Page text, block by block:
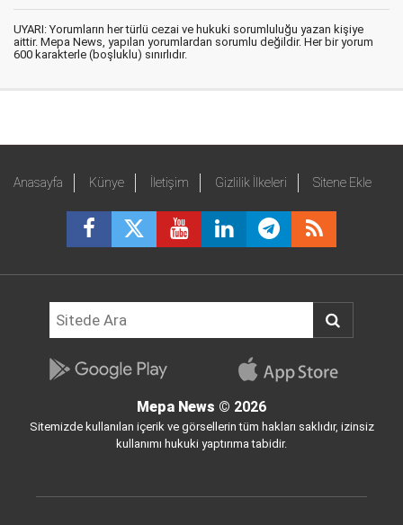
UYARI: Yorumların her türlü cezai ve hukuki sorumluluğu yazan kişiye
aittir. Mepa News, yapılan yorumlardan sorumlu değildir. Her bir yorum
600 karakterle (boşluklu) sınırlıdır.
Anasayfa Künye İletişim Gizlilik İlkeleri Sitene Ekle
Mepa News © 2026
Sitemizde kullanılan içerik ve görsellerin tüm hakları saklıdır, izinsiz
kullanımı hukuki yaptırıma tabidir.